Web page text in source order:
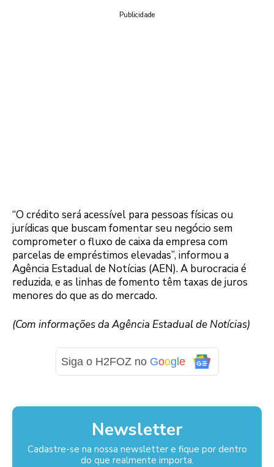
Publicidade
“O crédito será acessível para pessoas físicas ou
jurídicas que buscam fomentar seu negócio sem
comprometer o fluxo de caixa da empresa com
parcelas de empréstimos elevadas”, informou a
Agência Estadual de Notícias (AEN). A burocracia é
reduzida, e as linhas de fomento têm taxas de juros
menores do que as do mercado.
(Com informações da Agência Estadual de Notícias)
Siga o H2FOZ no Google
Newsletter
Cadastre-se na nossa newsletter e fique por dentro
do que realmente importa.